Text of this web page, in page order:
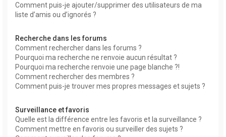
Comment puis-je ajouter/supprimer des utilisateurs de ma
liste d’amis ou d’ignorés ?
Recherche dans les forums
Comment rechercher dans les forums ?
Pourquoi ma recherche ne renvoie aucun résultat ?
Pourquoi ma recherche renvoie une page blanche ?!
Comment rechercher des membres ?
Comment puis-je trouver mes propres messages et sujets ?
Surveillance et favoris
Quelle est la différence entre les favoris et la surveillance ?
Comment mettre en favoris ou surveiller des sujets ?